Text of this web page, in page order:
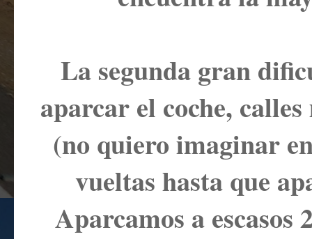
La segunda gran
aparcar el coche,
(no quiero imaginar
vueltas hasta que
Aparcamos a